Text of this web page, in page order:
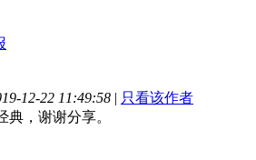
12-22 11:49:58 | 只看该作者
典，谢谢分享。